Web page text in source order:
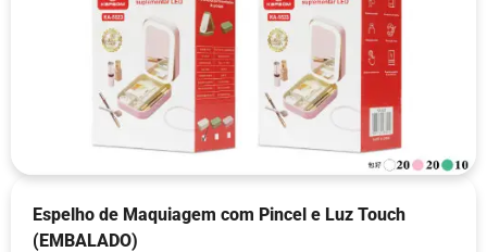
Espelho de Maquiagem com Pincel e Luz Touch
(EMBALADO)